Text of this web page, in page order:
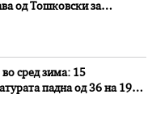
од Тошковски за
сред зима: 15
падна од 36 на 19